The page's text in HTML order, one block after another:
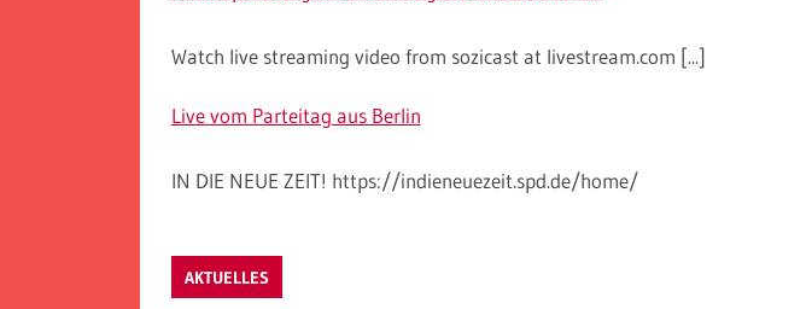
Watch live streaming video from sozicast at livestream.com [...]
Live vom Parteitag aus Berlin
IN DIE NEUE ZEIT! https://indieneuezeit.spd.de/home/
AKTUELLES